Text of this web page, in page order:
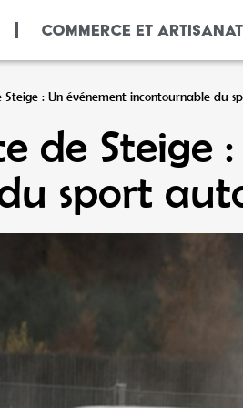
COMMERCE ET ARTISANAT
Steige : Un événement incontournable du
de Steige
sport